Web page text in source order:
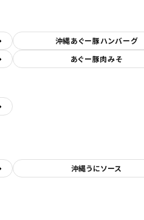
沖縄あぐー豚ハンバーグ
あぐー豚肉みそ
沖縄うにソース